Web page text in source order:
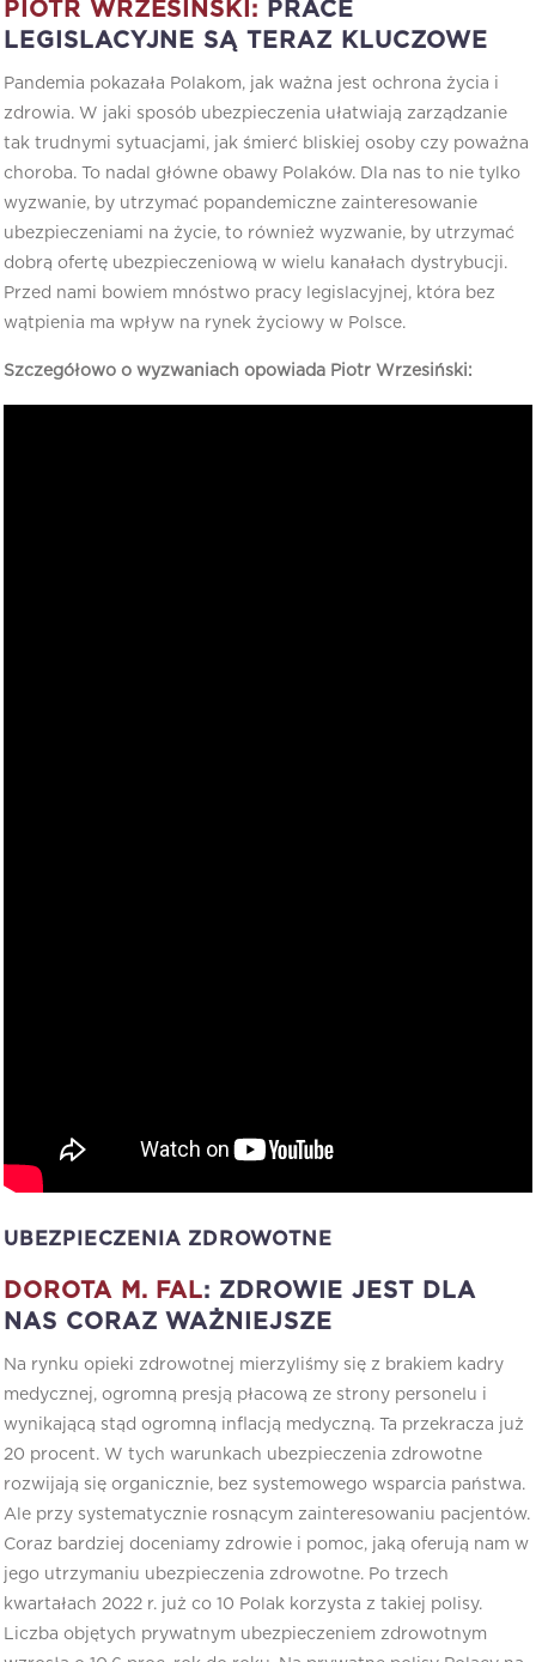
PIOTR WRZESIŃSKI: PRACE
LEGISLACYJNE SĄ TERAZ KLUCZOWE
Pandemia pokazała Polakom, jak ważna jest ochrona życia i
zdrowia. W jaki sposób ubezpieczenia ułatwiają zarządzanie
tak trudnymi sytuacjami, jak śmierć bliskiej osoby czy poważna
choroba. To nadal główne obawy Polaków. Dla nas to nie tylko
wyzwanie, by utrzymać popandemiczne zainteresowanie
ubezpieczeniami na życie, to również wyzwanie, by utrzymać
dobrą ofertę ubezpieczeniową w wielu kanałach dystrybucji.
Przed nami bowiem mnóstwo pracy legislacyjnej, która bez
wątpienia ma wpływ na rynek życiowy w Polsce.
Szczegółowo o wyzwaniach opowiada Piotr Wrzesiński:
UBEZPIECZENIA ZDROWOTNE
DOROTA M. FAL: ZDROWIE JEST DLA
NAS CORAZ WAŻNIEJSZE
Na rynku opieki zdrowotnej mierzyliśmy się z brakiem kadry
medycznej, ogromną presją płacową ze strony personelu i
wynikającą stąd ogromną inflacją medyczną. Ta przekracza już
20 procent. W tych warunkach ubezpieczenia zdrowotne
rozwijają się organicznie, bez systemowego wsparcia państwa.
Ale przy systematycznie rosnącym zainteresowaniu pacjentów.
Coraz bardziej doceniamy zdrowie i pomoc, jaką oferują nam w
jego utrzymaniu ubezpieczenia zdrowotne. Po trzech
kwartałach 2022 r. już co 10 Polak korzysta z takiej polisy.
Liczba objętych prywatnym ubezpieczeniem zdrowotnym